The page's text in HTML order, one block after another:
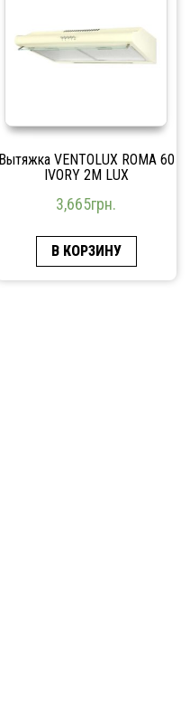
Вытяжка VENTOLUX ROMA 60
IVORY 2M LUX
3,665грн.
В КОРЗИНУ